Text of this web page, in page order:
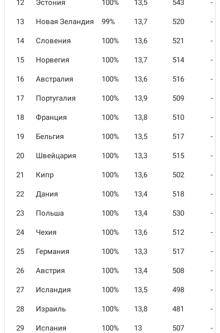
12 Эстония 100% 13,5 543 -
13 Новая Зеландия 99% 13,7 520 -
14 Словения 100% 13,6 521 -
15 Норвегия 100% 13,7 514 -
16 Австралия 100% 13,6 516 -
17 Португалия 100% 13,9 509 -
18 Франция 100% 13,8 510 -
19 Бельгия 100% 13,5 517 -
20 Швейцария 100% 13,3 515 -
21 Кипр 100% 13,6 502 -
22 Дания 100% 13,4 518 -
23 Польша 100% 13,4 530 -
24 Чехия 100% 13,6 512 -
25 Германия 100% 13,3 517 -
26 Австрия 100% 13,4 508 -
27 Исландия 100% 13,5 498 -
28 Израиль 100% 13,8 481 -
29 Испания 100% 13 507 -